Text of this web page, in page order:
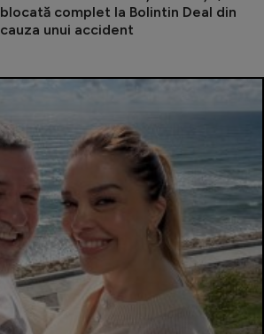
blocată complet la Bolintin Deal din
cauza unui accident